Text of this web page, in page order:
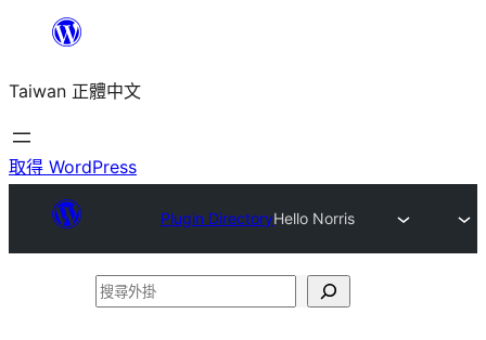
主
要
內
Taiwan 正體中文
取得 WordPress
Plugin DirectoryHello Norris
搜